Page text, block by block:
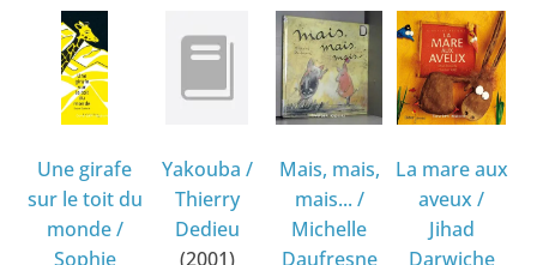
Une girafe
sur le toit du
monde/
Sophie
Yakouba /
Thierry
Dedieu
(2001)
Mais, mais,
mais... /
Michelle
Daufresne
La mare aux
aveux /
Jihad
Darwiche